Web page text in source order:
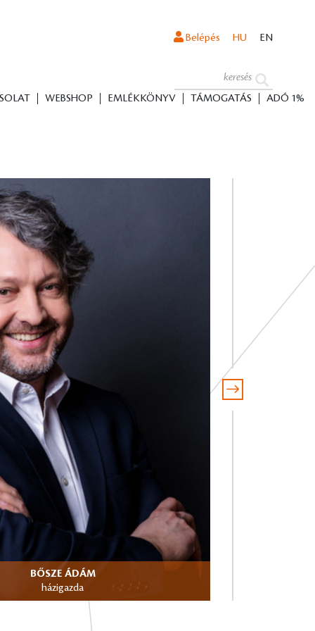
WEBSHOP EMLÉKKÖNYV TÁMOGATÁS ADÓ 1%
Belépés HU EN
BŐSZE ÁDÁM
házigazda